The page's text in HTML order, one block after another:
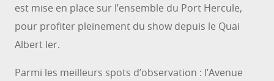
est mise en place sur l’ensemble du Port Hercule,
pour profiter pleinement du show depuis le Quai
Albert Ier.
Parmi les meilleurs spots d’observation : l’Avenue